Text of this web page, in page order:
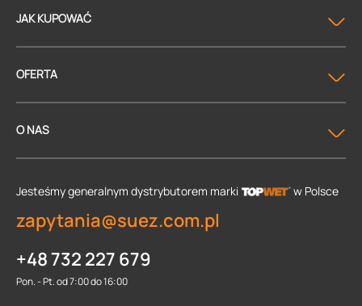
JAK KUPOWAĆ
OFERTA
O NAS
Jesteśmy generalnym dystrybutorem marki w Polsce
zapytania@suez.com.pl
+48 732 227 679
Pon. - Pt. od 7:00 do 16:00